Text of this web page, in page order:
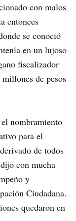
con malos
entonces
se conoció
en un lujoso
fiscalizador
de pesos
nombramiento
para el
de todos
con mucha
y
Ciudadana.
quedaron en